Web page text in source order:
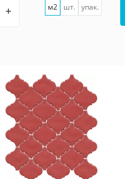
+ м2 шт. упак.